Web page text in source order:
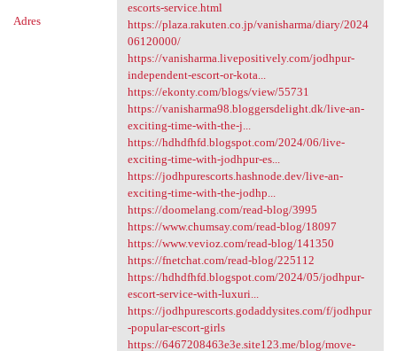
Adres
escorts-service.html
https://plaza.rakuten.co.jp/vanisharma/diary/2024
06120000/
https://vanisharma.livepositively.com/jodhpur-
independent-escort-or-kota...
https://ekonty.com/blogs/view/55731
https://vanisharma98.bloggersdelight.dk/live-an-
exciting-time-with-the-j...
https://hdhdfhfd.blogspot.com/2024/06/live-
exciting-time-with-jodhpur-es...
https://jodhpurescorts.hashnode.dev/live-an-
exciting-time-with-the-jodhp...
https://doomelang.com/read-blog/3995
https://www.chumsay.com/read-blog/18097
https://www.vevioz.com/read-blog/141350
https://fnetchat.com/read-blog/225112
https://hdhdfhfd.blogspot.com/2024/05/jodhpur-
escort-service-with-luxuri...
https://jodhpurescorts.godaddysites.com/f/jodhpur
-popular-escort-girls
https://6467208463e3e.site123.me/blog/move-